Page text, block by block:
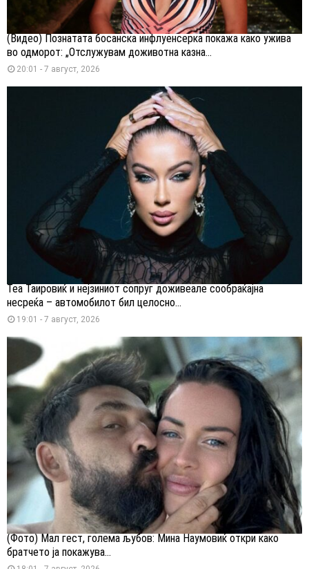
(Видео) Познатата босанска инфлуенсерка покажа како ужива
во одморот: „Отслужувам доживотна казна...
20:01 - 7 август, 2026
Теа Таировиќ и нејзиниот сопруг доживеале сообраќајна
несреќа – автомобилот бил целосно...
19:01 - 7 август, 2026
(Фото) Мал гест, голема љубов: Мина Наумовиќ откри како
братчето ја покажува...